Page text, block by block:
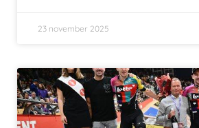
23 november 2025